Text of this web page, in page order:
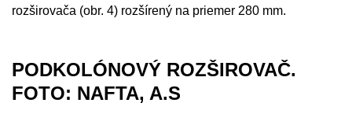
rozširovača (obr. 4) rozšírený na priemer 280 mm.
PODKOLÓNOVÝ ROZŠIROVAČ.
FOTO: NAFTA, A.S